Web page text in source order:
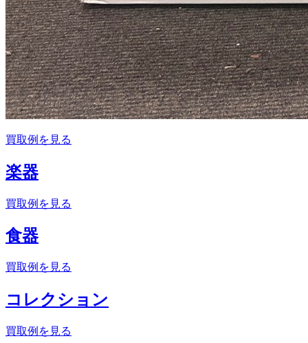
買取例を見る
楽器
買取例を見る
食器
買取例を見る
コレクション
買取例を見る